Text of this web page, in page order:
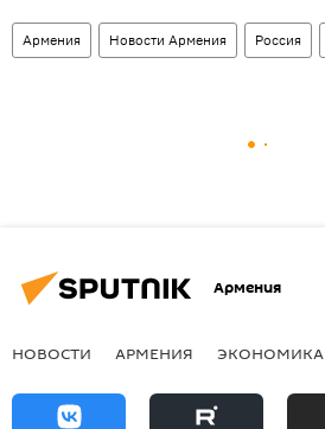
Армения Новости Армения Россия
Армения
НОВОСТИ АРМЕНИЯ ЭКОНОМИКА